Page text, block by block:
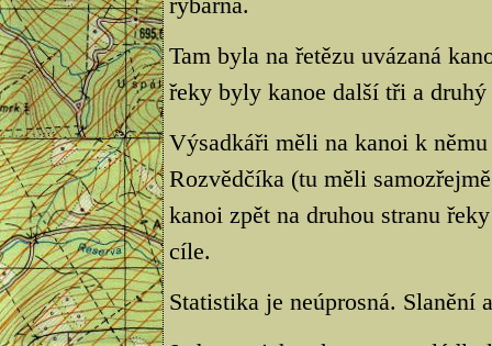
Tam byla na řetězu uvázaná
řeky byly kanoe další tři a
Výsadkáři měli na kanoi k
Rozvědčíka (tu měli
kanoi zpět na druhou stranu
cíle.
Statistika je neúprosná. Slanění